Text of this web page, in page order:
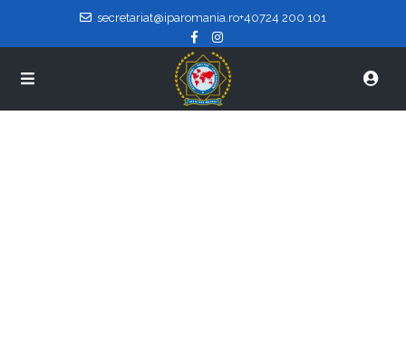
secretariat@iparomania.ro+40724 200 101